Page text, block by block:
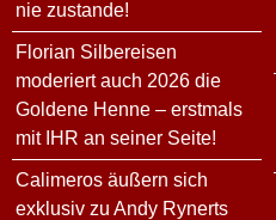
nie zustande!
Florian Silbereisen
moderiert auch 2026 die
Goldene Henne – erstmals
mit IHR an seiner Seite!
Calimeros äußern sich
exklusiv zu Andy Rynerts